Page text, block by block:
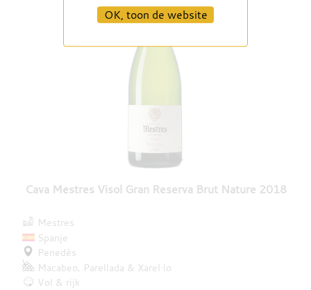
Cava Mestres Visol Gran Reserva Brut Nature 2018
Mestres
Spanje
Penedès
Macabeo Parellada
Xarel·lo
Vol & rijk
OK, toon de website